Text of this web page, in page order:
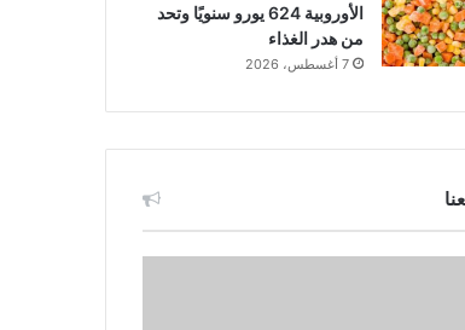
الأوروبية 624 يورو سنويًا وتحد
من هدر الغذاء
7 أغسطس، 2026